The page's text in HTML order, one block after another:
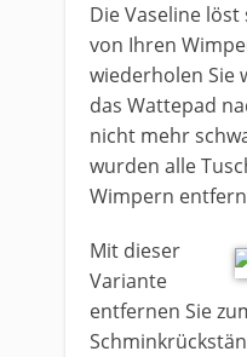
Die Vaseline
von Ihren
wiederholen Sie
das Wattepad
nicht mehr
wurden alle
Wimpern
Mit dieser
Variante
entfernen Sie